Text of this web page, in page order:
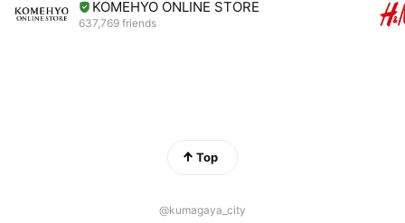
KOMEHYO ONLINE STORE
637,769 friends
Top
@kumagaya_city